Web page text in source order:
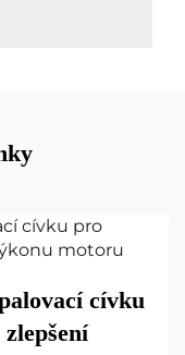
cívku